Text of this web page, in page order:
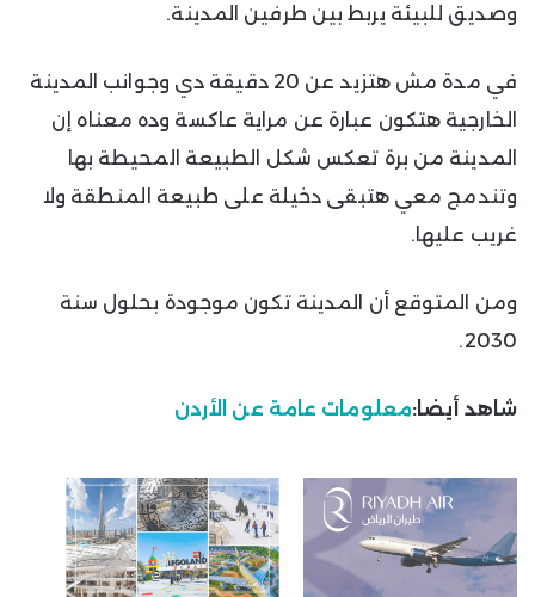
وصديق للبيئة يربط بين طرفين المدينة.
في مدة مش هتزيد عن 20 دقيقة دي وجوانب المدينة
الخارجية هتكون عبارة عن مراية عاكسة وده معناه إن
المدينة من برة تعكس شكل الطبيعة المحيطة بها
وتندمج معي هتبقى دخيلة على طبيعة المنطقة ولا
غريب عليها.
ومن المتوقع أن المدينة تكون موجودة بحلول سنة
2030.
شاهد أيضا:معلومات عامة عن الأردن